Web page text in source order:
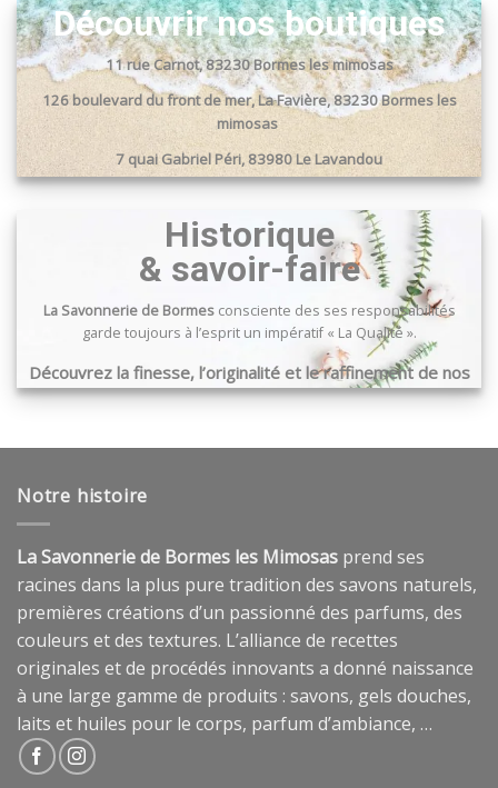
variations.
Les
options
peuvent
être
choisies
sur
la
produit
variations.
Les
options
peuvent
être
choisies
sur
la
du
produit
Découvrir nos boutiques
11 rue Carnot, 83230 Bormes les mimosas
126 boulevard du front de mer, La Favière, 83230 Bormes les
mimosas
7 quai Gabriel Péri, 83980 Le Lavandou
Historique
& savoir-faire
La Savonnerie de Bormesconsciente des ses responsabilités
garde toujours à l’esprit un impératif « La Qualité ».
Découvrez la finesse, l’originalité et le raffinement de nos
produits …
Notre histoire
La Savonnerie de Bormes les Mimosas prend ses
racines dans la plus pure tradition des savons naturels,
premières créations d’un passionné des parfums, des
couleurs et des textures. L’alliance de recettes
originales et de procédés innovants a donné naissance
à une large gamme de produits : savons, gels douches,
laits et huiles pour le corps, parfum d’ambiance, …